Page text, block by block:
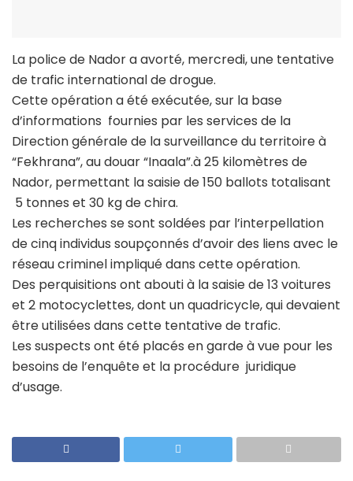
La police de Nador a avorté, mercredi, une tentative
de trafic international de drogue.
Cette opération a été exécutée, sur la base
d’informations fournies par les services de la
Direction générale de la surveillance du territoire à
“Fekhrana”, au douar “Inaala”.à 25 kilomètres de
Nador, permettant la saisie de 150 ballots totalisant
5 tonnes et 30 kg de chira.
Les recherches se sont soldées par l’interpellation
de cinq individus soupçonnés d’avoir des liens avec le
réseau criminel impliqué dans cette opération.
Des perquisitions ont abouti à la saisie de 13 voitures
et 2 motocyclettes, dont un quadricycle, qui devaient
être utilisées dans cette tentative de trafic.
Les suspects ont été placés en garde à vue pour les
besoins de l’enquête et la procédure juridique
d’usage.